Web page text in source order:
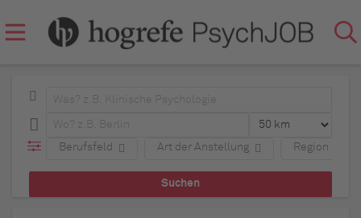
Berufsfeld Art der Anstellung Region